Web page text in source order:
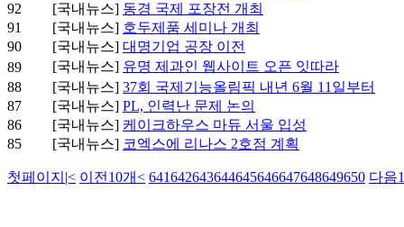
92
[국내뉴스] 동경 국제 포장전 개최
91
[국내뉴스] 호두제품 세미나 개최
90
[국내뉴스] 대명기업 공장 이전
89
[국내뉴스] 유명 제과인 웹사이트 오픈 잇따라
88
[국내뉴스] 37회 국제기능올림픽 내년 6월 11일부터
87
[국내뉴스] PL, 인력난 문제 논의
86
[국내뉴스] 케이크하우스 마듀 서울 입성
85
[국내뉴스] 코엑스에 리나스 2호점 계획
첫페이지 |< 이전10개< 641642643644645646647648649650 다음